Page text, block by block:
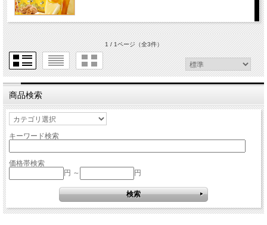
1 / 1ページ（全3件）
商品検索
キーワード検索
価格帯検索
円 ～
円